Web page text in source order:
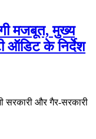
मजबूत, मुख्य
ऑडिट के निर्देश
सरकारी और गैर-सरकारी